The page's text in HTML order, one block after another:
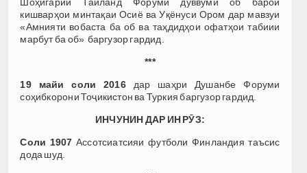
кишварҳои минтақаи Осиё ва Уқёнуси Ором дар мавзуи
«Амнияти вобаста ба об ва таҳдидҳои офатҳои табиии
марбут ба об» баргузор гардид.
***
19 майи соли 2016дар шаҳри Душанбе Форуми
соҳибкорони Тоҷикистон ва Туркия баргузор гардид.
ИНЧУНИН ДАР ИН РӮЗ:
Соли 1907 Ассотсиатсияи футболи Финландия таъсис
дода шуд.